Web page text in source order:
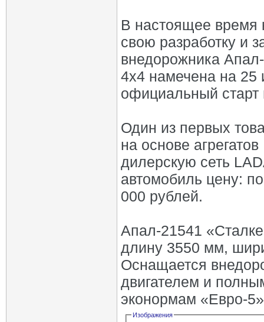
В настоящее время
свою разработку и
внедорожника
4х4 намечена на 25
официальный старт
Один из первых
на основе
дилерскую сеть
автомобиль цену:
000 рублей.
Апал-21541
длину 3550 мм,
Оснащается
двигателем и
эконормам «Евро-
Изображения